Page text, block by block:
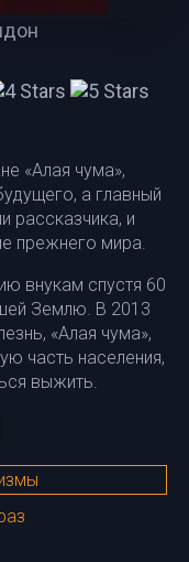
«Алая чума»,
а главный
рассказчика, и
прежнего мира.
внукам спустя 60
Землю. В 2013
«Алая чума»,
часть населения,
выжить.